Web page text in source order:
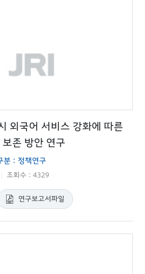
외국어 서비스 강화에 따른
존 방안 연구
분 : 정책연구
조회수 : 4329
연구보고서파일